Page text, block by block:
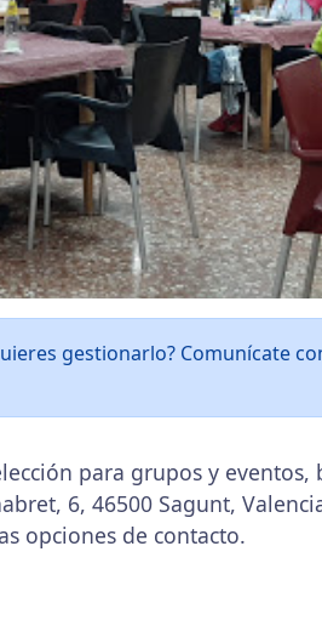
gestionarlo? Comunícate
para grupos y
6, 46500 Sagunt,
opciones de contacto.